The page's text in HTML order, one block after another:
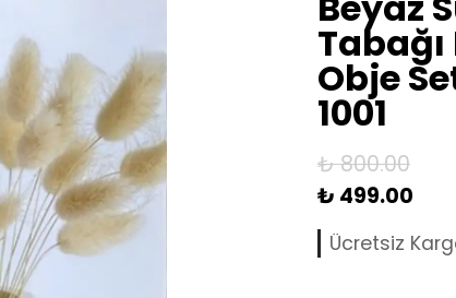
Obje
1001
₺ 800.00
₺ 499.00
Ücretsiz